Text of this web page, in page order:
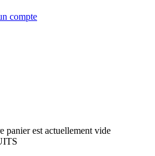
compte
panier est actuellement vide